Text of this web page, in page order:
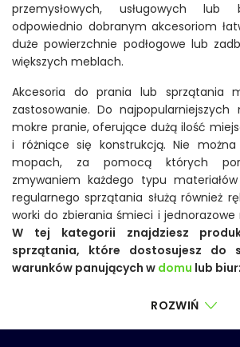
przemysłowych, usługowych lub
odpowiednio dobranym akcesoriom
duże powierzchnie podłogowe lub
większych meblach.
Akcesoria do prania lub sprzątania
zastosowanie. Do najpopularniejszych
mokre pranie, oferujące dużą ilość
i różniące się konstrukcją. Nie
mopach, za pomocą których
zmywaniem każdego typu
regularnego sprzątania służą również
worki do zbierania śmieci i jednorazowe
W tej kategorii znajdziesz
sprzątania, które dostosujesz do
warunków panujących w domu lub
ROZWIŃ